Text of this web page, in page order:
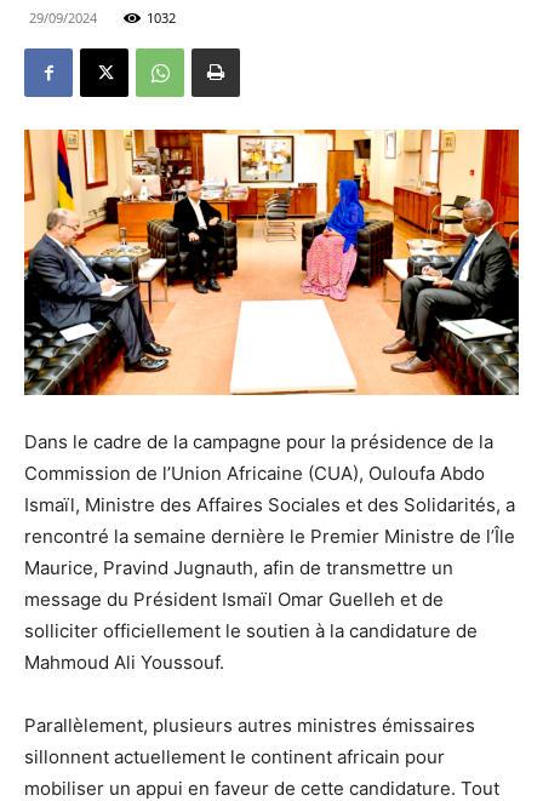
29/09/2024 1032
Dans le cadre de la campagne pour la présidence de la
Commission de l’Union Africaine (CUA), Ouloufa Abdo
Ismaïl, Ministre des Affaires Sociales et des Solidarités, a
rencontré la semaine dernière le Premier Ministre de l’Île
Maurice, Pravind Jugnauth, afin de transmettre un
message du Président Ismaïl Omar Guelleh et de
solliciter officiellement le soutien à la candidature de
Mahmoud Ali Youssouf.
Parallèlement, plusieurs autres ministres émissaires
sillonnent actuellement le continent africain pour
mobiliser un appui en faveur de cette candidature. Tout